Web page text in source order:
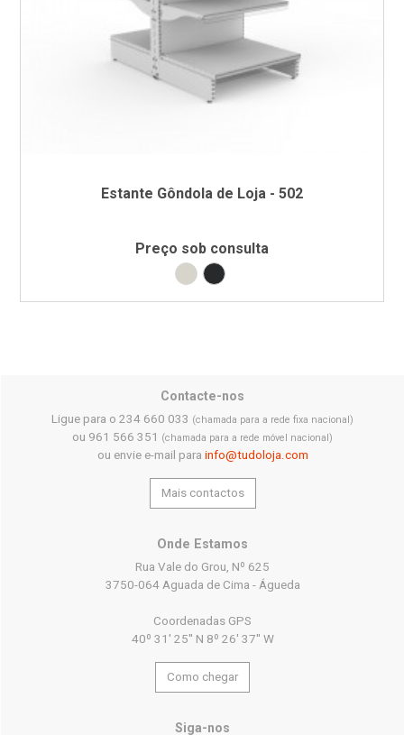
Estante Gôndola de Loja - 502
Preço sob consulta
Branco RAL9002
Preto RAL9005
Contacte-nos
Ligue para o 234 660 033 (chamada para a rede fixa nacional)
ou 961 566 351 (chamada para a rede móvel nacional)
ou envie e-mail para info@tudoloja.com
Mais contactos
Onde Estamos
Rua Vale do Grou, Nº 625
3750-064 Aguada de Cima - Águeda
Coordenadas GPS
40º 31' 25'' N 8º 26' 37'' W
Como chegar
Siga-nos